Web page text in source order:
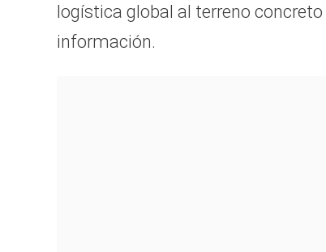
logística global al terreno
información.